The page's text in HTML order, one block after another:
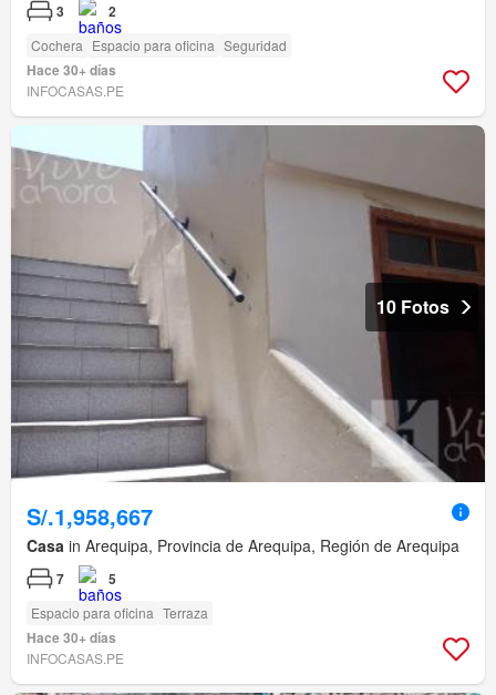
3 2
Cochera Espacio para oficina Seguridad
Hace 30+ días
INFOCASAS.PE
10 Fotos
S/.1,958,667
Casa in Arequipa, Provincia de Arequipa, Región de Arequipa
7 5
Espacio para oficina Terraza
Hace 30+ días
INFOCASAS.PE